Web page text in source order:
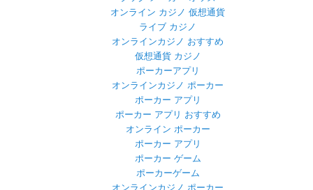
オンライン カジノ 仮想通貨
ライブ カジノ
オンラインカジノ おすすめ
仮想通貨 カジノ
ポーカーアプリ
オンラインカジノ ポーカー
ポーカー アプリ
ポーカー アプリ おすすめ
オンライン ポーカー
ポーカー アプリ
ポーカー ゲーム
ポーカーゲーム
オンラインカジノ ポーカー